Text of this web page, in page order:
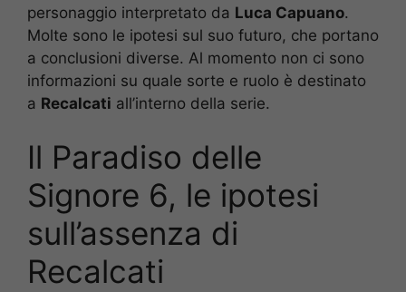
personaggio interpretato da Luca Capuano.
Molte sono le ipotesi sul suo futuro, che portano
a conclusioni diverse. Al momento non ci sono
informazioni su quale sorte e ruolo è destinato
a Recalcati all’interno della serie.
Il Paradiso delle
Signore 6, le ipotesi
sull’assenza di
Recalcati